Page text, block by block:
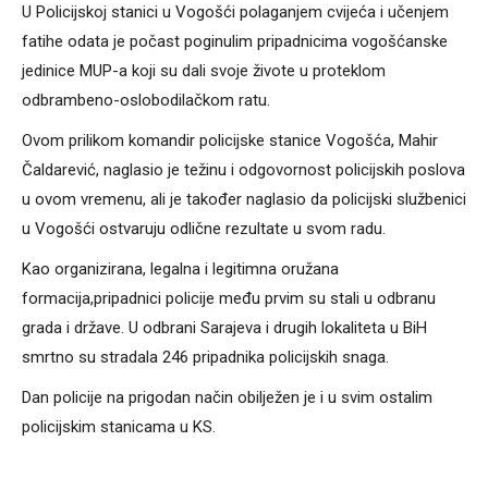
U Policijskoj stanici u Vogošći polaganjem cvijeća i učenjem
fatihe odata je počast poginulim pripadnicima vogošćanske
jedinice MUP-a koji su dali svoje živote u proteklom
odbrambeno-oslobodilačkom ratu.
Ovom prilikom komandir policijske stanice Vogošća, Mahir
Čaldarević, naglasio je težinu i odgovornost policijskih poslova
u ovom vremenu, ali je također naglasio da policijski službenici
u Vogošći ostvaruju odlične rezultate u svom radu.
Kao organizirana, legalna i legitimna oružana
formacija,pripadnici policije među prvim su stali u odbranu
grada i države. U odbrani Sarajeva i drugih lokaliteta u BiH
smrtno su stradala 246 pripadnika policijskih snaga.
Dan policije na prigodan način obilježen je i u svim ostalim
policijskim stanicama u KS.